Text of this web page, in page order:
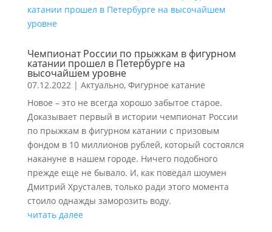
Чемпионат России по прыжкам в фигурном
катании прошел в Петербурге на
высочайшем уровне
07.12.2022| Актуально, Фигурное катание
Новое – это не всегда хорошо забытое старое.
Доказывает первый в истории чемпионат России
по прыжкам в фигурном катании с призовым
фондом в 10 миллионов рублей, который состоялся
накануне в нашем городе. Ничего подобного
прежде еще не бывало. И, как поведал шоумен
Дмитрий Хрусталев, только ради этого момента
стоило однажды заморозить воду.
читать далее